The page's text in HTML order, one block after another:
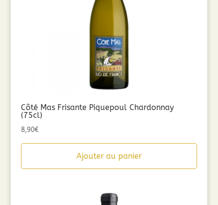
Côté Mas Frisante Piquepoul Chardonnay
(75cl)
8,90€
Ajouter au panier